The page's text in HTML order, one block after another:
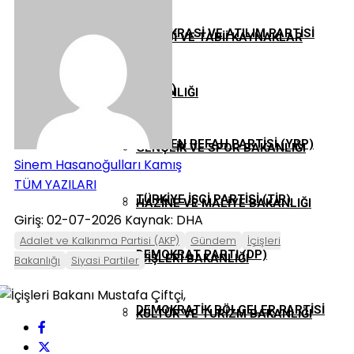
DEMOKRASI VE ATILIM PARTISI
(DEVA)
YENIDEN REFAH PARTISI (YRP)
TÜRKIYE İŞÇI PARTISI (TİP)
DEMOKRAT PARTI (DP)
DEMOKRATIK BÖLGELER PARTISI
ENERJI VE TABII KAYNAKLAR
BAKANLIĞI
GENÇLIK VE SPOR BAKANLIĞI
HAZINE VE MALIYE BAKANLIĞI
İÇIŞLERI BAKANLIĞI
KÜLTÜR VE TURIZM BAKANLIĞI
Sinem Hasanoğulları Kamış
TÜM YAZILARI
Giriş: 02-07-2026 Kaynak: DHA
Adalet ve Kalkınma Partisi (AKP) Gündem
İçişleri
Bakanlığı
Siyasi Partiler